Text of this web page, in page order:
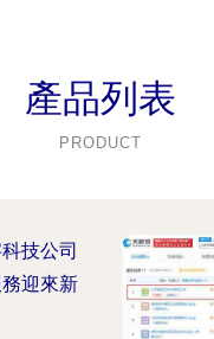
產品列表
PRODUCT